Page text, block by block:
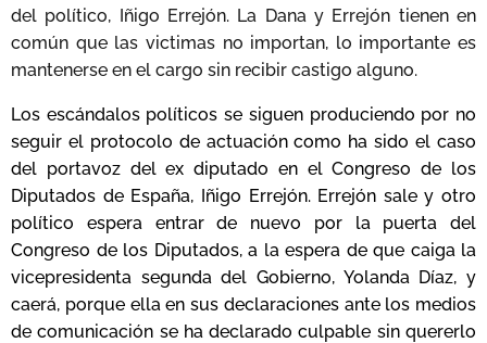
del político, Iñigo Errejón. La Dana y Errejón tienen en
común que las victimas no importan, lo importante es
mantenerse en el cargo sin recibir castigo alguno.
Los escándalos políticos se siguen produciendo por no
seguir el protocolo de actuación como ha sido el caso
del portavoz del ex diputado en el Congreso de los
Diputados de España, Iñigo Errejón. Errejón sale y otro
político espera entrar de nuevo por la puerta del
Congreso de los Diputados, a la espera de que caiga la
vicepresidenta segunda del Gobierno, Yolanda Díaz, y
caerá, porque ella en sus declaraciones ante los medios
de comunicación se ha declarado culpable sin quererlo